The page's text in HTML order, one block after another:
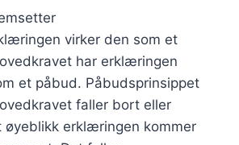
virker den som et
har erklæringen
et påbud. Påbudsprinsippet
faller bort eller
øyeblikk erklæringen kommer